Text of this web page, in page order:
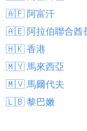
🇦🇫 阿富汗
🇦🇪 阿拉伯聯合酋
🇭🇰 香港
🇲🇾 馬來西亞
🇲🇻 馬爾代夫
🇱🇧 黎巴嫩